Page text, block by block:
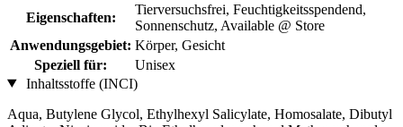
Eigenschaften:
Tierversuchsfrei, Feuchtigkeitsspendend,
Sonnenschutz, Available @ Store
Anwendungsgebiet: Körper, Gesicht
Speziell für:
Unisex
Inhaltsstoffe (INCI)
Aqua, Butylene Glycol, Ethylhexyl Salicylate, Homosalate, Dibutyl